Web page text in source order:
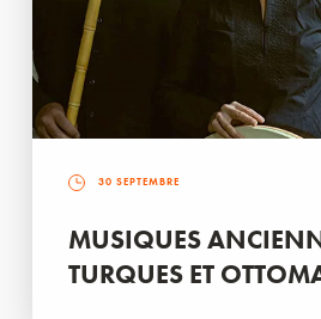
30 SEPTEMBRE
MUSIQUES
TURQUES ET